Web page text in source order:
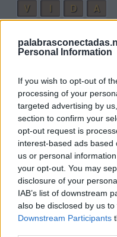
Personal Information
If you wish to opt-out of
processing of your
targeted advertising by
section to confirm your
opt-out request is
interest-based ads
us or personal
your opt-out. You may
disclosure of your
IAB’s list of downstream
also be disclosed by us
Downstream Participants
V
I D
A
S
E D
A
V
E D
A
D
V
A
D
I R
E
S
I D
A
V
E
S
E
R A
S
A
R D
E
I
D E
A